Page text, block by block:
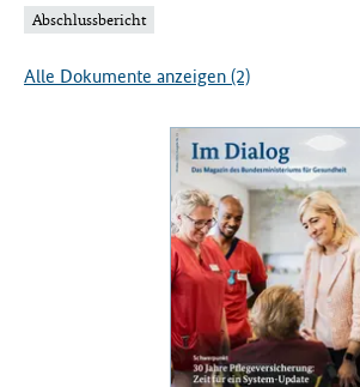
Abschlussbericht
Alle Dokumente anzeigen (2)